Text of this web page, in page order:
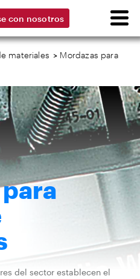
con nosotros
materiales > Mordazas para
del sector establecen el